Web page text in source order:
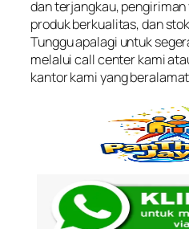
dan terjangkau,
produk berkualitas, dan
Tunggu apalagi untuk
melalui call center kami
kantor kami yang